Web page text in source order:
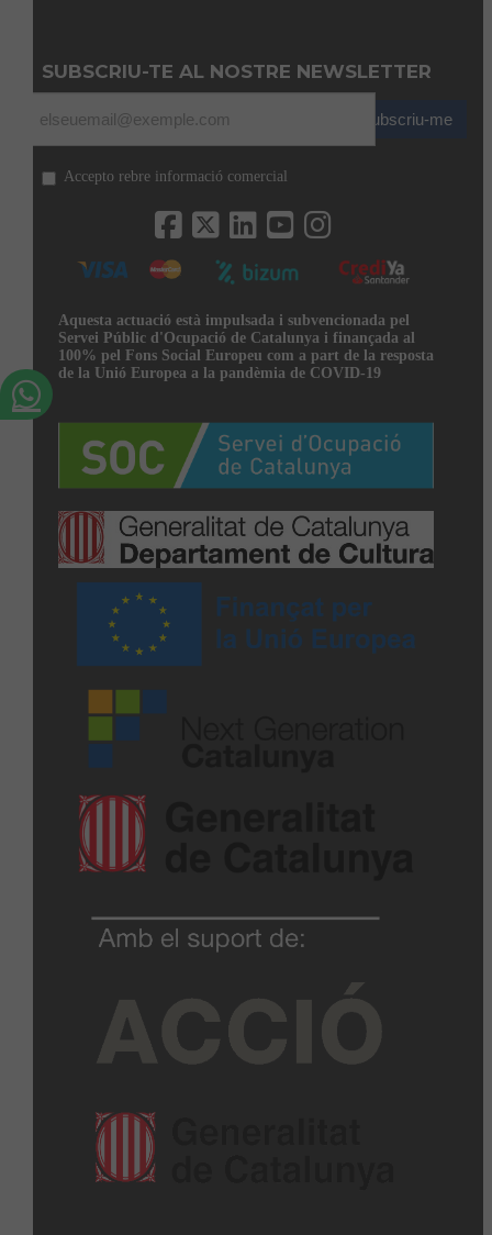
SUBSCRIU-TE AL NOSTRE NEWSLETTER
Subscriu-me
Accepto rebre informació comercial
Aquesta actuació està impulsada i subvencionada pel
Servei Públic d'Ocupació de Catalunya i finançada al
100% pel Fons Social Europeu com a part de la resposta
de la Unió Europea a la pandèmia de COVID-19